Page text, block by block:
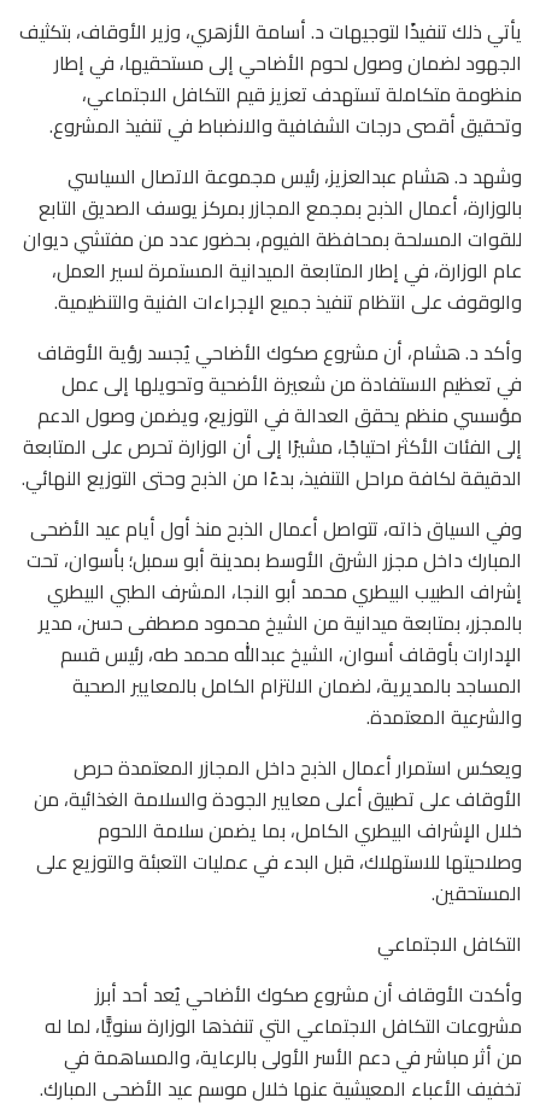
يأتي ذلك تنفيذًا لتوجيهات د. أسامة الأزهري، وزير الأوقاف، بتكثيف
الجهود لضمان وصول لحوم الأضاحي إلى مستحقيها، في إطار
منظومة متكاملة تستهدف تعزيز قيم التكافل الاجتماعي،
وتحقيق أقصى درجات الشفافية والانضباط في تنفيذ المشروع.
وشهد د. هشام عبدالعزيز، رئيس مجموعة الاتصال السياسي
بالوزارة، أعمال الذبح بمجمع المجازر بمركز يوسف الصديق التابع
للقوات المسلحة بمحافظة الفيوم، بحضور عدد من مفتشي ديوان
عام الوزارة، في إطار المتابعة الميدانية المستمرة لسير العمل،
والوقوف على انتظام تنفيذ جميع الإجراءات الفنية والتنظيمية.
وأكد د. هشام، أن مشروع صكوك الأضاحي يُجسد رؤية الأوقاف
في تعظيم الاستفادة من شعيرة الأضحية وتحويلها إلى عمل
مؤسسي منظم يحقق العدالة في التوزيع، ويضمن وصول الدعم
إلى الفئات الأكثر احتياجًا، مشيرًا إلى أن الوزارة تحرص على المتابعة
الدقيقة لكافة مراحل التنفيذ، بدءًا من الذبح وحتى التوزيع النهائي.
وفي السياق ذاته، تتواصل أعمال الذبح منذ أول أيام عيد الأضحى
المبارك داخل مجزر الشرق الأوسط بمدينة أبو سمبل؛ بأسوان، تحت
إشراف الطبيب البيطري محمد أبو النجا، المشرف الطبي البيطري
بالمجزر، بمتابعة ميدانية من الشيخ محمود مصطفى حسن، مدير
الإدارات بأوقاف أسوان، الشيخ عبدالله محمد طه، رئيس قسم
المساجد بالمديرية، لضمان الالتزام الكامل بالمعايير الصحية
والشرعية المعتمدة.
ويعكس استمرار أعمال الذبح داخل المجازر المعتمدة حرص
الأوقاف على تطبيق أعلى معايير الجودة والسلامة الغذائية، من
خلال الإشراف البيطري الكامل، بما يضمن سلامة اللحوم
وصلاحيتها للاستهلاك، قبل البدء في عمليات التعبئة والتوزيع على
المستحقين.
التكافل الاجتماعي
وأكدت الأوقاف أن مشروع صكوك الأضاحي يُعد أحد أبرز
مشروعات التكافل الاجتماعي التي تنفذها الوزارة سنويًّا، لما له
من أثر مباشر في دعم الأسر الأولى بالرعاية، والمساهمة في
تخفيف الأعباء المعيشية عنها خلال موسم عيد الأضحى المبارك.